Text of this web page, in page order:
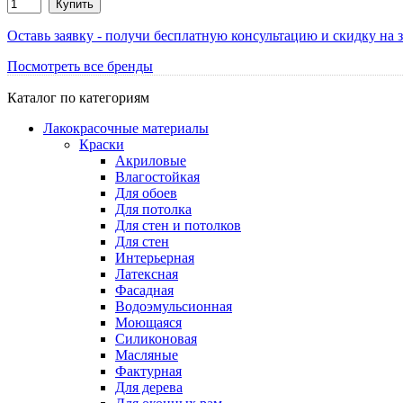
Купить
Оставь заявку - получи бесплатную консультацию и скидку на
Посмотреть все бренды
Каталог по категориям
Лакокрасочные материалы
Краски
Акриловые
Влагостойкая
Для обоев
Для потолка
Для стен и потолков
Для стен
Интерьерная
Латексная
Фасадная
Водоэмульсионная
Моющаяся
Силиконовая
Масляные
Фактурная
Для дерева